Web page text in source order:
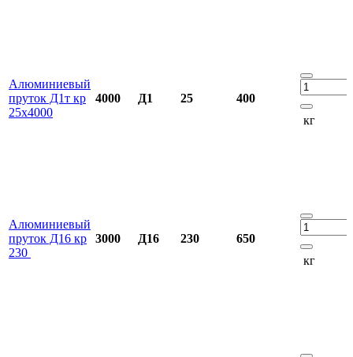
Алюминиевый
пруток Д1т кр
25х4000
4000 Д1 25
400
кг
Алюминиевый
пруток Д16 кр
230
3000 Д16 230
650
кг